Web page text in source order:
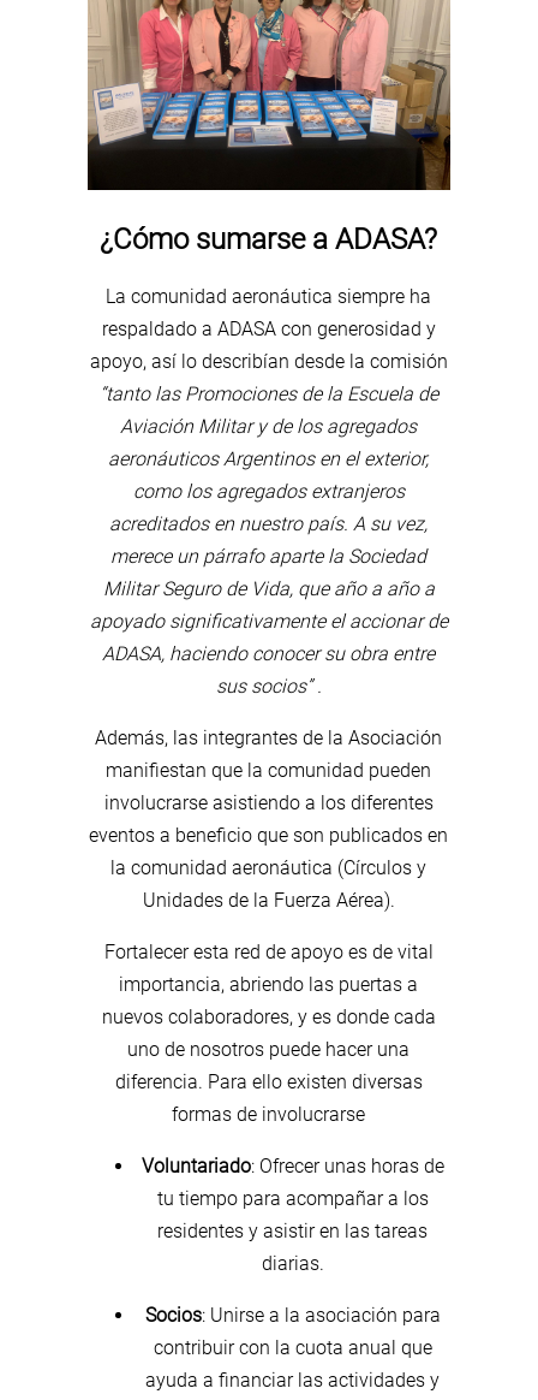
¿Cómo sumarse a ADASA?
La comunidad aeronáutica siempre ha
respaldado a ADASA con generosidad y
apoyo, así lo describían desde la comisión
“tanto las Promociones de la Escuela de
Aviación Militar y de los agregados
aeronáuticos Argentinos en el exterior,
como los agregados extranjeros
acreditados en nuestro país. A su vez,
merece un párrafo aparte la Sociedad
Militar Seguro de Vida, que año a año a
apoyado significativamente el accionar de
ADASA, haciendo conocer su obra entre
sus socios” .
Además, las integrantes de la Asociación
manifiestan que la comunidad pueden
involucrarse asistiendo a los diferentes
eventos a beneficio que son publicados en
la comunidad aeronáutica (Círculos y
Unidades de la Fuerza Aérea).
Fortalecer esta red de apoyo es de vital
importancia, abriendo las puertas a
nuevos colaboradores, y es donde cada
uno de nosotros puede hacer una
diferencia. Para ello existen diversas
formas de involucrarse
Voluntariado: Ofrecer unas horas de
tu tiempo para acompañar a los
residentes y asistir en las tareas
diarias.
Socios: Unirse a la asociación para
contribuir con la cuota anual que
ayuda a financiar las actividades y